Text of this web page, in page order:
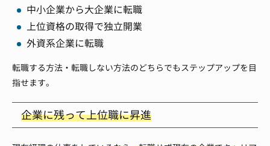
中小企業から大企業に転職
上位資格の取得で独立開業
外資系企業に転職
転職する方法・転職しない方法のどちらでもステップアップを目
指せます。
企業に残って上位職に昇進